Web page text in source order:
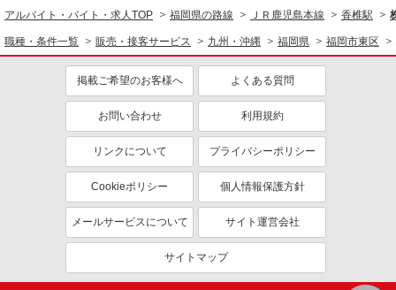
アルバイト・バイト・求人TOP 福岡県の路線 ＪＲ鹿児島本線 香椎駅
職種・条件一覧 販売・接客サービス 九州・沖縄 福岡県 福岡市東区
掲載ご希望のお客様へ よくある質問
お問い合わせ 利用規約
リンクについて プライバシーポリシー
Cookieポリシー 個人情報保護方針
メールサービスについて サイト運営会社
サイトマップ